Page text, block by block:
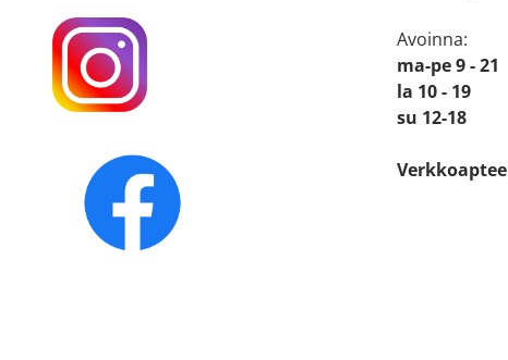
Avoinna:
ma-pe 9 - 21
la 10 - 19
su 12-18